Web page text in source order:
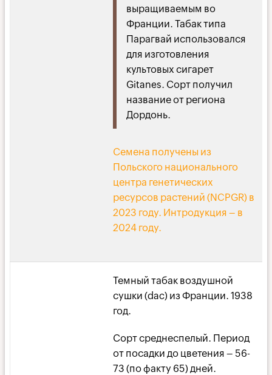
выращиваемым во
Франции. Табак типа
Парагвай использовался
для изготовления
культовых сигарет
Gitanes. Сорт получил
название от региона
Дордонь.
Семена получены из
Польского национального
центра генетических
ресурсов растений (NCPGR) в
2023 году. Интродукция – в
2024 году.
Темный табак воздушной
сушки (dac) из Франции. 1938
год.
Сорт среднеспелый. Период
от посадки до цветения – 56-
73 (по факту 65) дней.